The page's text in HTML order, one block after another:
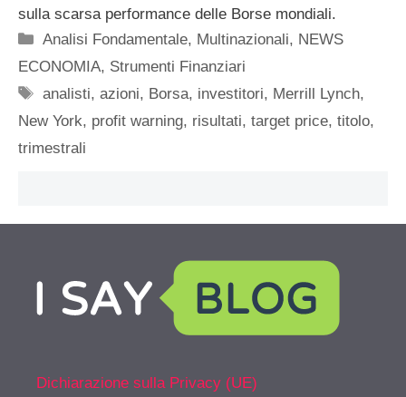
sulla scarsa performance delle Borse mondiali.
Categorie
Analisi Fondamentale, Multinazionali, NEWS
ECONOMIA, Strumenti Finanziari
Tag
analisti,azioni, Borsa, investitori, Merrill Lynch,
New York, profit warning, risultati, target price, titolo,
trimestrali
Dichiarazione sulla Privacy (UE)